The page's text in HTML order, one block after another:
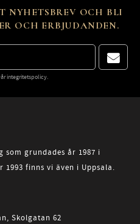
NYHETSBREV OCH BLI
OCH ERBJUDANDEN.
integritetspolicy.
grundades år 1987 i
1993 finns vi även i Uppsala.
Skolgatan 62